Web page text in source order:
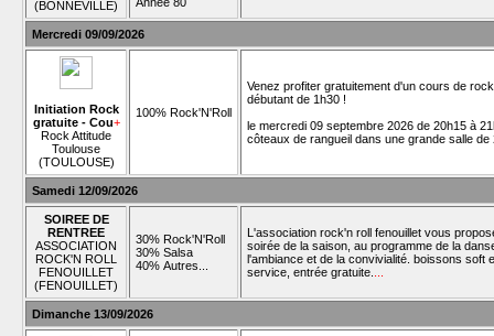
(BONNEVILLE)
Mercredi 09/09/2026
Initiation Rock
gratuite - Cou+
Rock Attitude
Toulouse
(TOULOUSE)
100% Rock'N'Roll
Venez profiter gratuitement d'un cours de
débutant de 1h30 !
le mercredi 09 septembre 2026 de 20h15 à
côteaux de rangueil dans une grande salle de
Samedi 12/09/2026
SOIREE DE
RENTREE
ASSOCIATION
ROCK'N ROLL
FENOUILLET
(FENOUILLET)
30% Rock'N'Roll
30% Salsa
40% Autres...
L'association rock'n roll fenouillet vous
soirée de la saison, au programme de la
l'ambiance et de la convivialité. boissons soft
service, entrée gratuite.
Dimanche 13/09/2026